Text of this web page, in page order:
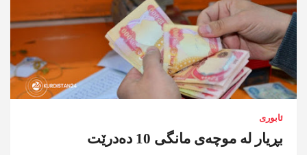
ئابوری
بڕیار لە موچەی مانگی 10 دەدرێت